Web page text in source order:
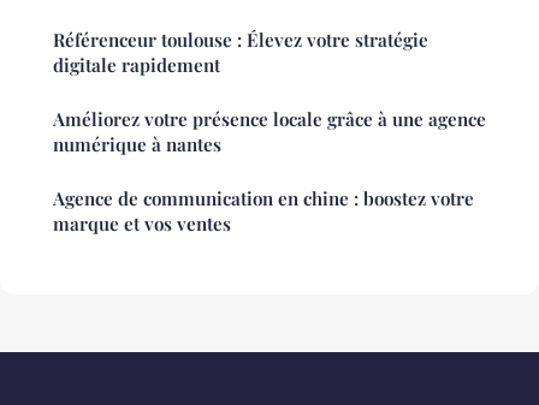
Référenceur toulouse : Élevez votre stratégie
digitale rapidement
Améliorez votre présence locale grâce à une agence
numérique à nantes
Agence de communication en chine : boostez votre
marque et vos ventes